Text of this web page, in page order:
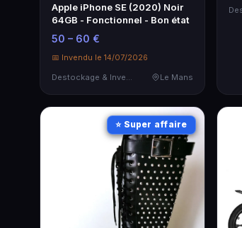
Apple iPhone SE (2020) Noir
64GB - Fonctionnel - Bon état
50 – 60 €
📅 Invendu le 14/07/2026
Le Mans
⭐ Super affaire